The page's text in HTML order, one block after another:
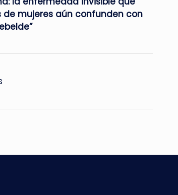
de mujeres aún confunden con